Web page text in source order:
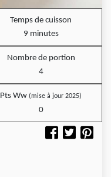
Temps de cuisson
9 minutes
Nombre de portion
4
Pts Ww (mise à jour 2025)
0